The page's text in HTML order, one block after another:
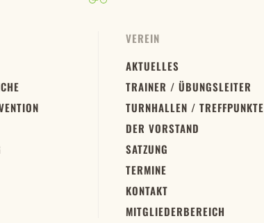
VEREIN
AKTUELLES
TRAINER / ÜBUNGSLEITER
TURNHALLEN / TREFFPUNKTE
DER VORSTAND
SATZUNG
TERMINE
KONTAKT
MITGLIEDERBEREICH